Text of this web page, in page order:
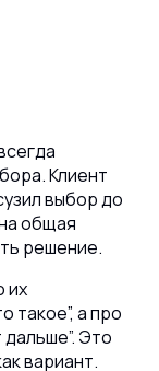
Клиент
выбор до
общая
решение.
их
такое”, а про
дальше”. Это
вариант.